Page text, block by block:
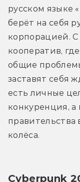
русском языке
берёт на себя
корпорацией.
кооператив,
общие
заставят себя
есть личные
конкуренция, а
правительства
колёса.
Cyberpunk